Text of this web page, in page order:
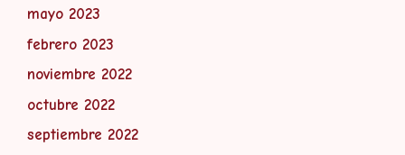
mayo 2023
febrero 2023
noviembre 2022
octubre 2022
septiembre 2022